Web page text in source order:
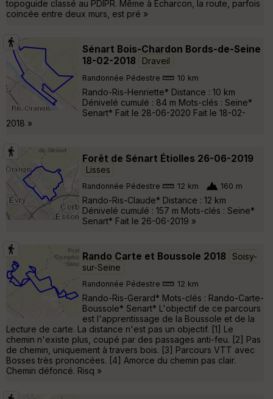
topoguide classé au PDIPR. Même à Echarcon, la route, parfois
coincée entre deux murs, est pré »
Sénart Bois-Chardon Bords-de-Seine
18-02-2018
Draveil
Randonnée Pédestre 10 km
Rando-Ris-Henriette* Distance : 10 km
Dénivelé cumulé : 84 m Mots-clés : Seine*
Senart* Fait le 28-06-2020 Fait le 18-02-
2018 »
Forêt de Sénart Étiolles 26-06-2019
Lisses
Randonnée Pédestre 12 km 160 m
Rando-Ris-Claude* Distance : 12 km
Dénivelé cumulé : 157 m Mots-clés : Seine*
Senart* Fait le 26-06-2019 »
Rando Carte et Boussole 2018
Soisy-
sur-Seine
Randonnée Pédestre 12 km
Rando-Ris-Gerard* Mots-clés : Rando-Carte-
Boussole* Senart* L'objectif de ce parcours
est l'apprentissage de la Boussole et de la
Lecture de carte. La distance n'est pas un objectif. [1] Le
chemin n'existe plus, coupé par des passages anti-feu. [2] Pas
de chemin, uniquement à travers bois. [3] Parcours VTT avec
Bosses très prononcées. [4] Amorce du chemin pas clair.
Chemin défoncé. Risq »